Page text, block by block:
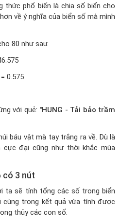
thức phổ biến là chia số biển cho
về ý nghĩa của biển số mà mình
80 như sau:
0.575
với quẻ: "HUNG - Tải bảo trầm
báu vật mà tay trắng ra về. Dù là
cực đại cũng như thời khắc mùa
có 3 nút
ta sẽ tính tổng các số trong biển
cùng trong kết quả vừa tính được
thủy các con số.